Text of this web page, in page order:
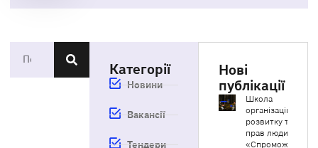
Категорії
Новини
Вакансії
Тендери
Нові
публікації
Школа
організаційного
розвитку та
прав людини
«Спроможні